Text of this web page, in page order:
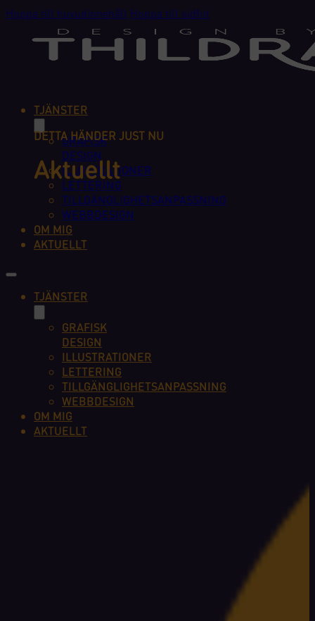
Hoppa till huvudinnehåll Hoppa till sidfot
TJÄNSTER
GRAFISK
DESIGN
ILLUSTRATIONER
LETTERING
TILLGÄNGLIGHETSANPASSNING
WEBBDESIGN
OM MIG
AKTUELLT
TJÄNSTER
GRAFISK
DESIGN
ILLUSTRATIONER
LETTERING
TILLGÄNGLIGHETSANPASSNING
WEBBDESIGN
OM MIG
AKTUELLT
DETTA HÄNDER JUST NU
Aktuellt